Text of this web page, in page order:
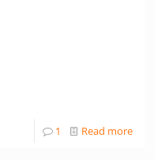
1 Read more